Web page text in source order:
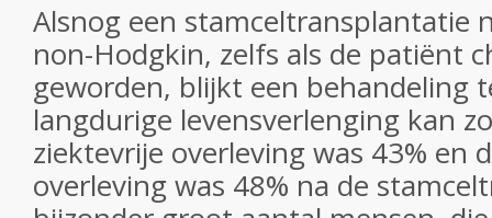
Alsnog een stamceltransplantatie
non-Hodgkin, zelfs als de patiënt
geworden, blijkt een behandeling
langdurige levensverlenging kan
ziektevrije overleving was 43% en
overleving was 48% na de